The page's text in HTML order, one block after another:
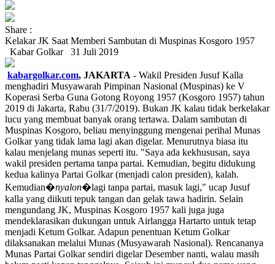
Share :
Kelakar JK Saat Memberi Sambutan di Muspinas Kosgoro 1957
Kabar Golkar
31 Juli 2019
kabargolkar.com, JAKARTA - Wakil Presiden Jusuf Kalla
menghadiri Musyawarah Pimpinan Nasional (Muspinas) ke V
Koperasi Serba Guna Gotong Royong 1957 (Kosgoro 1957) tahun
2019 di Jakarta, Rabu (31/7/2019). Bukan JK kalau tidak berkelakar
lucu yang membuat banyak orang tertawa. Dalam sambutan di
Muspinas Kosgoro, beliau menyinggung mengenai perihal Munas
Golkar yang tidak lama lagi akan digelar. Menurutnya biasa itu
kalau menjelang munas seperti itu. "Saya ada kekhususan, saya
wakil presiden pertama tanpa partai. Kemudian, begitu didukung
kedua kalinya Partai Golkar (menjadi calon presiden), kalah.
Kemudian�nyalon�lagi tanpa partai, masuk lagi," ucap Jusuf
kalla yang diikuti tepuk tangan dan gelak tawa hadirin. Selain
mengundang JK, Muspinas Kosgoro 1957 kali juga juga
mendeklarasikan dukungan untuk Airlangga Hartarto untuk tetap
menjadi Ketum Golkar. Adapun penentuan Ketum Golkar
dilaksanakan melalui Munas (Musyawarah Nasional). Rencananya
Munas Partai Golkar sendiri digelar Desember nanti, walau masih